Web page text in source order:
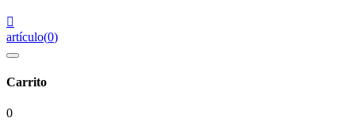

artículo(0)
Carrito
0